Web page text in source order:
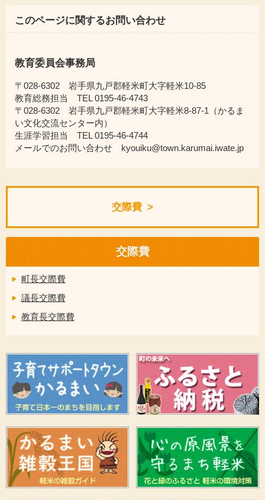
このページに関するお問い合わせ
教育委員会事務局
〒028-6302 岩手県九戸郡軽米町大字軽米10-85
教育総務担当 TEL 0195-46-4743
〒028-6302 岩手県九戸郡軽米町大字軽米8-87-1（かるま
い文化交流センター内）
生涯学習担当 TEL 0195-46-4744
メールでのお問い合わせ kyouiku@town.karumai.iwate.jp
交際費
交際費
町長交際費
議長交際費
教育長交際費